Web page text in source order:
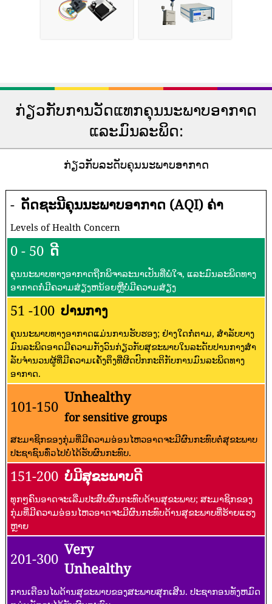
ຫາຍໃຈ
ເຄື່ອງຟອກອາກາດ
ຄຸນນະພາບອາກາດ
ສ່ວນຕົວ
ເຊັນເຊີອາກາດ DIY
ຄຸນນະພາບອາກາດ
ແບບມືອາຊີບ
ກ່ຽວກັບການວັດແທກຄຸນນະພາບອາກາດ
ແລະມົນລະພິດ:
ກ່ຽວກັບລະດັບຄຸນນະພາບອາກາດ
ດັດຊະນີຄຸນນະພາບອາກາດ (AQI) ຄ່າ
Levels of Health Concern
0 - 50 ດີ
ຄຸນນະພາບທາງອາກາດຖືກພິຈາລະນາເປັນທີ່ພໍໃຈ, ແລະມົນລະພິດທາງ
ອາກາດກໍ່ມີຄວາມສ່ຽງຫນ້ອຍຫຼືບໍ່ມີຄວາມສ່ຽງ
51 -100 ປານກາງ
ຄຸນນະພາບທາງອາກາດແມ່ນການຮັບຮອງ; ຢ່າງໃດກໍ່ຕາມ, ສໍາລັບບາງ
ມົນລະພິດອາດມີຄວາມກັງວົນກ່ຽວກັບສຸຂະພາບໃນລະດັບປານກາງສໍາ
ລັບຈໍານວນຜູ້ທີ່ມີຄວາມເຄັ່ງຕຶງທີ່ຜິດປົກກະຕິກັບການມົນລະພິດທາງ
ອາກາດ.